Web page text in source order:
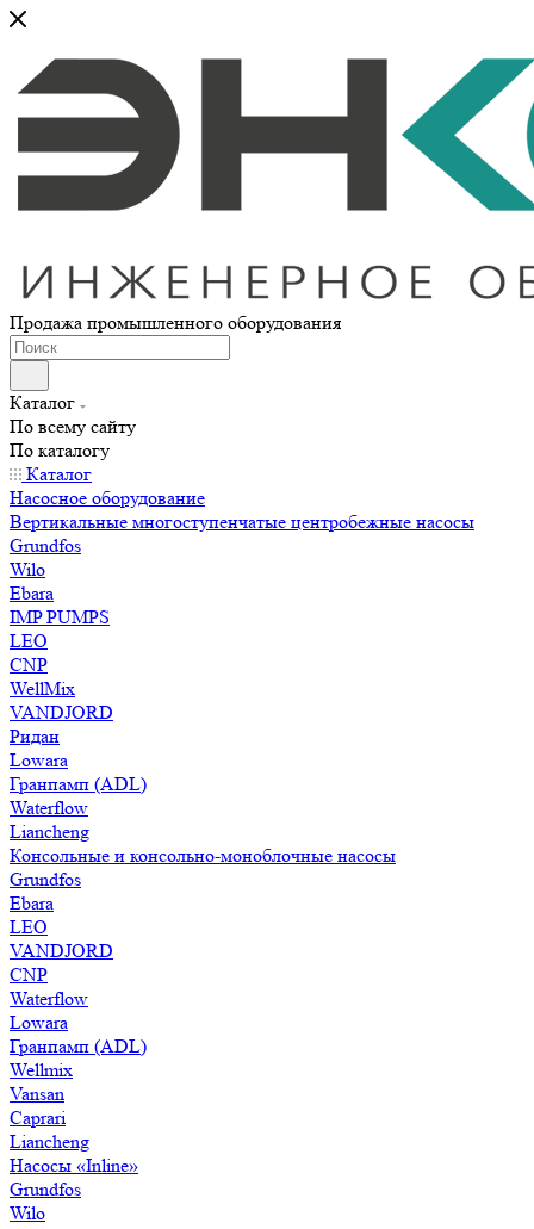
Продажа промышленного оборудования
Каталог
По всему сайту
По каталогу
Каталог
Насосное оборудование
Вертикальные многоступенчатые центробежные насосы
Grundfos
Wilo
Ebara
IMP PUMPS
LEO
CNP
WellMix
VANDJORD
Ридан
Lowara
Гранпамп (ADL)
Waterflow
Liancheng
Консольные и консольно-моноблочные насосы
Grundfos
Ebara
LEO
VANDJORD
CNP
Waterflow
Lowara
Гранпамп (ADL)
Wellmix
Vansan
Caprari
Liancheng
Насосы «Inline»
Grundfos
Wilo